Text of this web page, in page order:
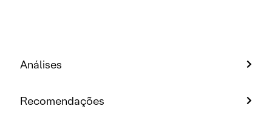
Análises
Recomendações